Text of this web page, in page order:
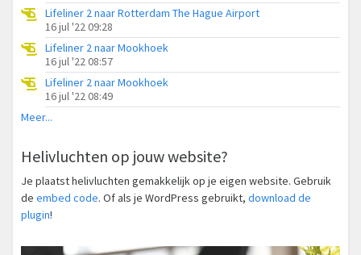
Lifeliner 2 naar Rotterdam The Hague Airport
16 jul '22 09:28
Lifeliner 2 naar Mookhoek
16 jul '22 08:57
Lifeliner 2 naar Mookhoek
16 jul '22 08:49
Meer...
Helivluchten op jouw website?
Je plaatst helivluchten gemakkelijk op je eigen website. Gebruik
de embed code. Of als je WordPress gebruikt, download de
plugin!